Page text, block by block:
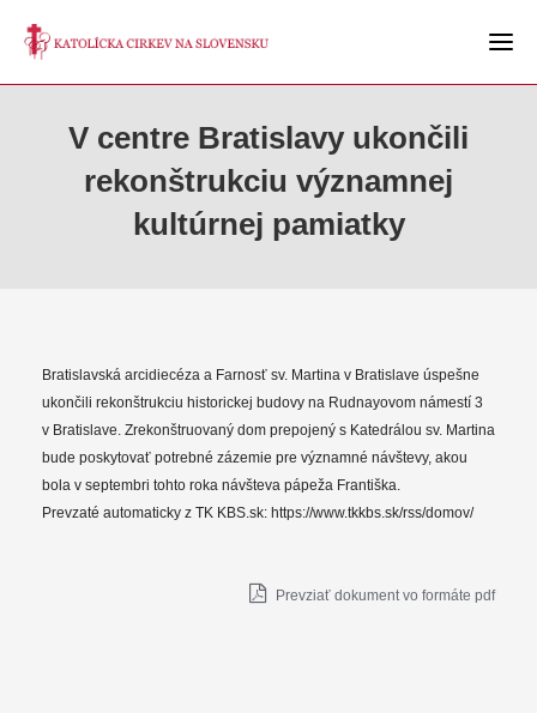
V centre Bratislavy ukončili
rekonštrukciu významnej
kultúrnej pamiatky
Bratislavská arcidiecéza a Farnosť sv. Martina v Bratislave úspešne
ukončili rekonštrukciu historickej budovy na Rudnayovom námestí 3
v Bratislave. Zrekonštruovaný dom prepojený s Katedrálou sv. Martina
bude poskytovať potrebné zázemie pre významné návštevy, akou
bola v septembri tohto roka návšteva pápeža Františka.
Prevzaté automaticky z TK KBS.sk: https://www.tkkbs.sk/rss/domov/
Prevziať dokument vo formáte pdf